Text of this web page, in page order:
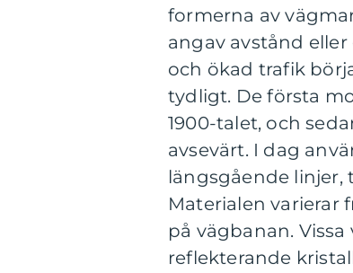
formerna av
angav avstånd
och ökad trafik
tydligt. De första
1900-talet, och
avsevärt. I dag
längsgående linjer,
Materialen varierar
på vägbanan.
reflekterande